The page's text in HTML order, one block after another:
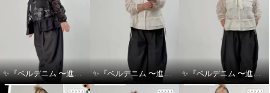
✨『ベルデニム 〜進化を感じるデニムスタイル〜』✨ ✨『ベルデニム 〜進化を感じるデニムスタイル〜』✨ ✨『ベルデニム 〜進化を感じるデニムスタイル〜』✨